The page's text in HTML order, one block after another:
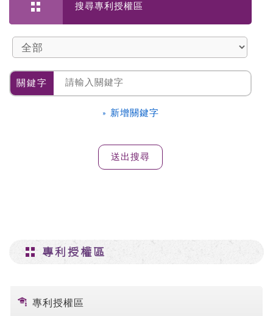
搜尋專利授權區
關鍵字
» 新增關鍵字
專利授權區
專利授權區